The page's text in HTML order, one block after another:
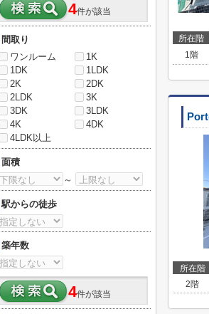
所在階
1階
所在階
2階
4件が該当
間取り
ワンルーム
1K
1DK
1LDK
2K
2DK
2LDK
3K
3DK
3LDK
4K
4DK
4LDK以上
面積
～
駅からの徒歩
築年数
4件が該当